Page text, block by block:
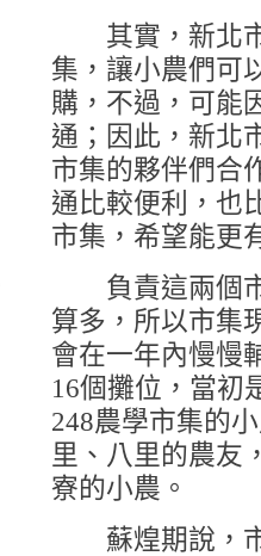
其實，新北市
集，讓小農們可
購，不過，可能
通；因此，新北
市集的夥伴們合
通比較便利，也
市集，希望能更
負責這兩個市
算多，所以市集
會在一年內慢慢
16個攤位，當初
248農學市集的
里、八里的農友
寮的小農。
蘇煌期說，